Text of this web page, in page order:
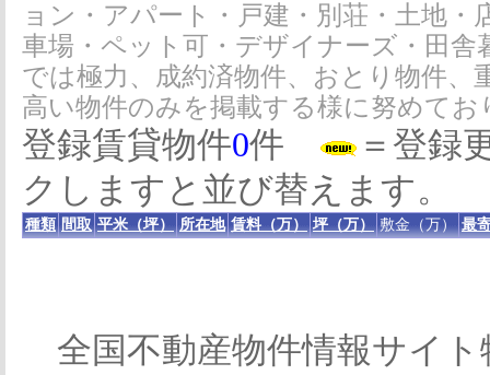
ョン・アパート・戸建・別荘・土地
車場・ペット可・デザイナーズ・田
では極力、成約済物件、おとり物件
高い物件のみを掲載する様に努めてお
登録賃貸物件0件
＝登録
クしますと並び替えます。
種類 間取 平米（坪） 所在地 賃料（万） 坪（万） 敷金（万） 最
全国不動産物件情報サイト